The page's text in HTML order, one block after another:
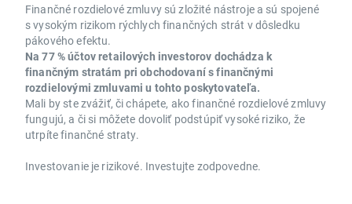
Finančné rozdielové zmluvy sú zložité nástroje a sú spojené
s vysokým rizikom rýchlych finančných strát v dôsledku
pákového efektu.
Na 77 % účtov retailových investorov dochádza k
finančným stratám pri obchodovaní s finančnými
rozdielovými zmluvami u tohto poskytovateľa.
Mali by ste zvážiť, či chápete, ako finančné rozdielové zmluvy
fungujú, a či si môžete dovoliť podstúpiť vysoké riziko, že
utrpíte finančné straty.
Investovanie je rizikové. Investujte zodpovedne.